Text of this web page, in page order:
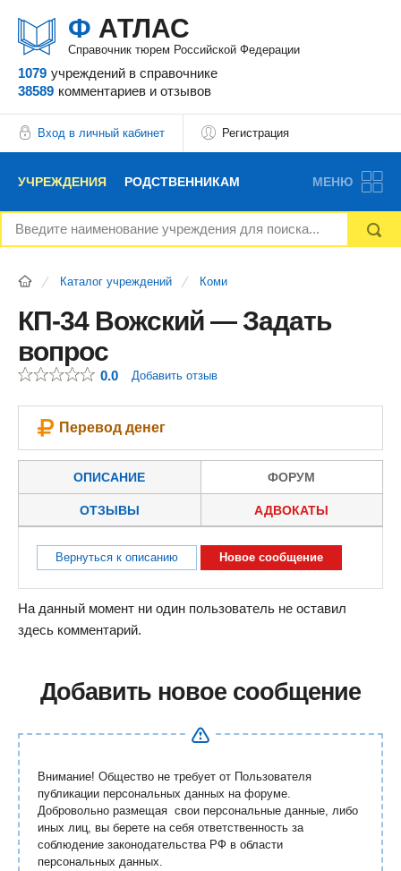
Ф АТЛАС
Справочник тюрем Российской Федерации
1079 учреждений в справочнике
38589 комментариев и отзывов
Вход в личный кабинет Регистрация
УЧРЕЖДЕНИЯ РОДСТВЕННИКАМ
НОВОСТИ БЛОГ АДВОКАТЫ
РЕКЛАМОДАТЕЛЯМ
МЕНЮ
Каталог учреждений Коми
КП-34 Вожский — Задать
вопрос
0.0 Добавить отзыв
Перевод денег
ОПИСАНИЕ ФОРУМ
ОТЗЫВЫ АДВОКАТЫ
Вернуться к описанию Новое сообщение
На данный момент ни один пользователь не оставил
здесь комментарий.
Добавить новое сообщение
Внимание! Общество не требует от Пользователя
публикации персональных данных на форуме.
Добровольно размещая свои персональные данные, либо
иных лиц, вы берете на себя ответственность за
соблюдение законодательства РФ в области
персональных данных.